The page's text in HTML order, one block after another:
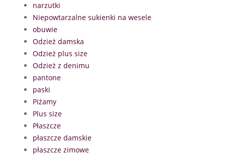
narzutki
Niepowtarzalne sukienki na wesele
obuwie
Odzież damska
Odzież plus size
Odzież z denimu
pantone
paski
Piżamy
Plus size
Płaszcze
płaszcze damskie
płaszcze zimowe